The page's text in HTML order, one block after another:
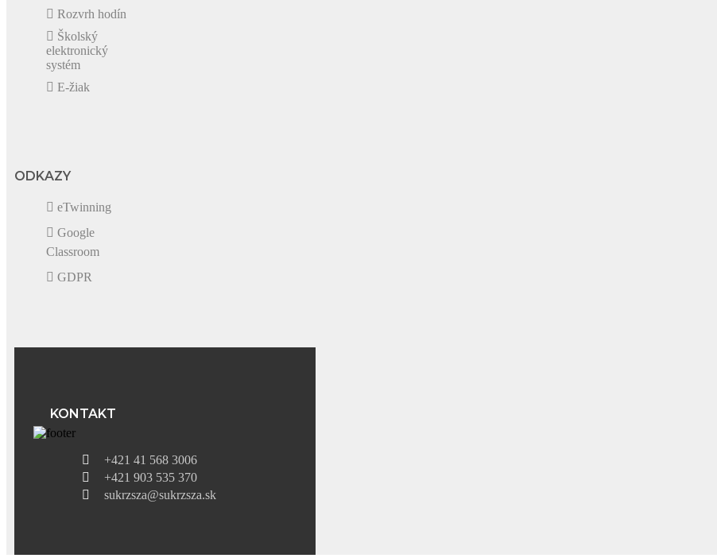
Rozvrh hodín
Školský
elektronický
systém
E-žiak
ODKAZY
eTwinning
Google
Classroom
GDPR
KONTAKT
+421 41 568 3006
+421 903 535 370
sukrzsza@sukrzsza.sk